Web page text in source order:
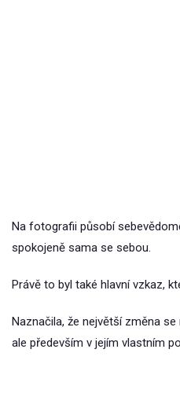
Na fotografii působí
spokojeně sama se sebou.
Právě to byl také hlavní vzkaz,
Naznačila, že největší změna
ale především v jejím vlastním